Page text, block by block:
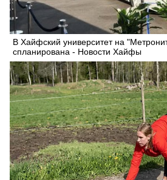
В Хайфский университет на
спланирована - Новости Хайфы